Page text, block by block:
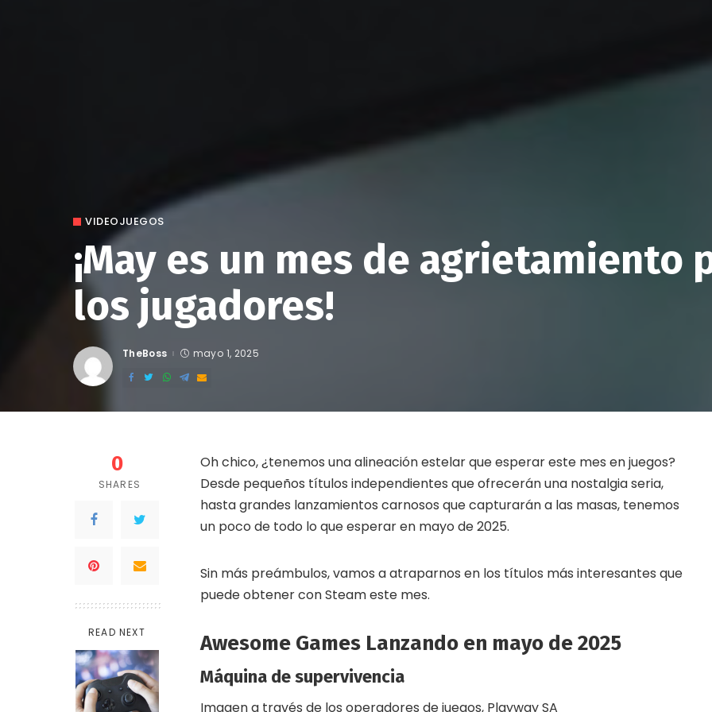
VIDEOJUEGOS
¡May es un mes de agrietamiento
los jugadores!
Posted
TheBoss mayo 1, 2025
0
SHARES
READ NEXT
Oh chico, ¿tenemos una alineación estelar que esperar este mes en juegos?
Desde pequeños títulos independientes que ofrecerán una nostalgia seria,
hasta grandes lanzamientos carnosos que capturarán a las masas, tenemos
un poco de todo lo que esperar en mayo de 2025.
Sin más preámbulos, vamos a atraparnos en los títulos más interesantes que
puede obtener con Steam este mes.
Awesome Games Lanzando en mayo de 2025
Máquina de supervivencia
Imagen a través de los operadores de juegos, Playway SA